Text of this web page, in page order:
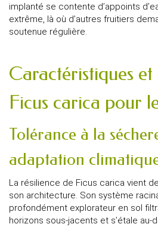
implanté se contente d’appoints
extrême, là où d’autres fruitiers
soutenue régulière.
Caractéristiques
Ficus carica pour
Tolérance à la
adaptation
La résilience de Ficus carica vient
son architecture. Son système
profondément explorateur en sol
horizons sous-jacents et s’étale au-